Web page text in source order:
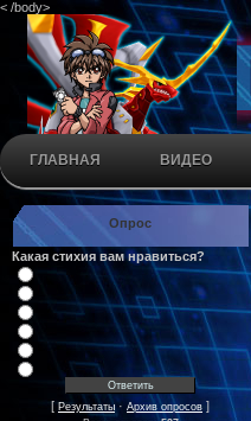
< /body>
ГЛАВНАЯ ВИДЕО
Опрос
Какая стихия вам нравиться?
[ Результаты · Архив опросов ]